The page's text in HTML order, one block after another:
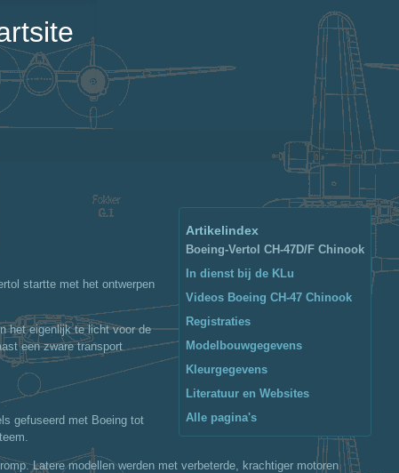
Artikelindex
Boeing-Vertol CH-47D/F Chinook
In dienst bij de KLu
Videos Boeing CH-47 Chinook
Registraties
Modelbouwgegevens
Kleurgegevens
Literatuur en Websites
Alle pagina's
startte met het ontwerpen
het eigenlijk te licht voor de
een zware transport
gefuseerd met Boeing tot
Latere modellen werden met verbeterde, krachtiger motoren